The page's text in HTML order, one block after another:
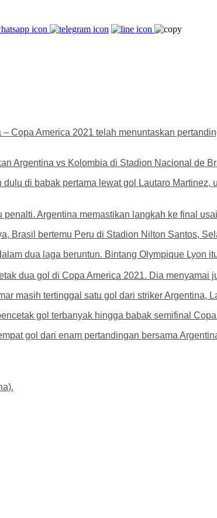
Copa America 2021 telah menuntaskan
Argentina vs Kolombia di Stadion Nacional de
di babak pertama lewat gol Lautaro
Argentina memastikan langkah ke final
Brasil bertemu Peru di Stadion Nilton Santos,
dua laga beruntun. Bintang Olympique
dua gol di Copa America 2021. Dia menyamai
masih tertinggal satu gol dari striker
gol terbanyak hingga babak semifinal
gol dari enam pertandingan bersama